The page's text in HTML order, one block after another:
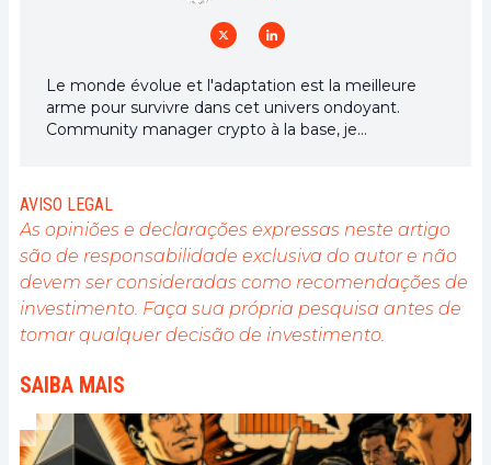
Le monde évolue et l'adaptation est la meilleure
arme pour survivre dans cet univers ondoyant.
Community manager crypto à la base, je
partager mon expérience et de faire connaître un
domaine qui me passionne, rien de mieux que de
rédiger des articles informatifs et décontractés à la
fois.
AVISO LEGAL
As opiniões e declarações expressas neste artigo
são de responsabilidade exclusiva do autor e não
devem ser consideradas como recomendações de
investimento. Faça sua própria pesquisa antes de
tomar qualquer decisão de investimento.
SAIBA MAIS